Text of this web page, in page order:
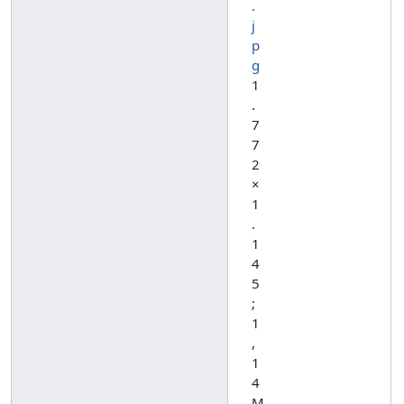
.
j
p
g
1
.
7
7
2
×
1
.
1
4
5
;
1
,
1
4